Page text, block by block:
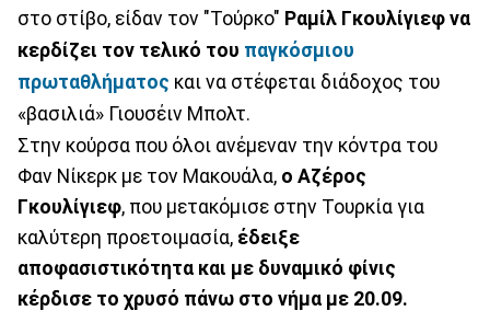
στο στίβο, είδαν τον "Τούρκο" Ραμίλ Γκουλίγιεφ να
κερδίζει τον τελικό του παγκόσμιου
πρωταθλήματος και να στέφεται διάδοχος του
«βασιλιά» Γιουσέιν Μπολτ.
Στην κούρσα που όλοι ανέμεναν την κόντρα του
Φαν Νίκερκ με τον Μακουάλα, ο Αζέρος
Γκουλίγιεφ, που μετακόμισε στην Τουρκία για
καλύτερη προετοιμασία, έδειξε
αποφασιστικότητα και με δυναμικό φίνις
κέρδισε το χρυσό πάνω στο νήμα με 20.09.